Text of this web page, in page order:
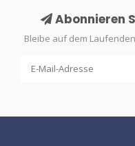
Abonnieren
Bleibe auf dem